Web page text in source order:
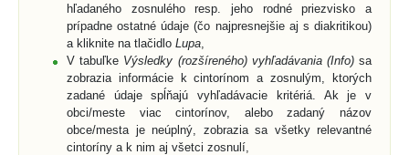
hľadaného zosnulého resp. jeho rodné priezvisko a
prípadne ostatné údaje (čo najpresnejšie aj s diakritikou)
a kliknite na tlačidlo Lupa
V tabuľke Výsledky (rozšíreného) vyhľadávania (Info)sa
zobrazia informácie k cintorínom a zosnulým, ktorých
zadané údaje spĺňajú vyhľadávacie kritériá. Ak je v
obci/meste viac cintorínov, alebo zadaný názov
obce/mesta je neúplný, zobrazia sa všetky relevantné
cintoríny a k nim aj všetci zosnulí,